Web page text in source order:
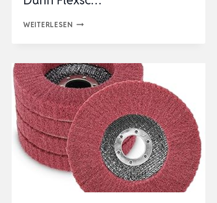
WEITERLESEN MERRYLAND
METALL
EDELSTAHL
STAHL
FÜR
WINKELSCHLEIFER,
125
X
1,0
MM